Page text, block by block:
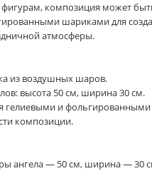
фигурам, композиция может
шариками для
атмосферы.
из воздушных шаров.
высота 50 см, ширина 30 см.
гелиевыми и
композиции.
ангела — 50 см, ширина — 30